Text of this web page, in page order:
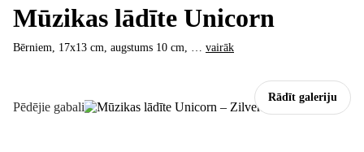
Rādīt galeriju
Pēdējie gabali
Mūzikas lādīte Unicorn
Bērniem, 17x13 cm, augstums 10 cm, … vairāk